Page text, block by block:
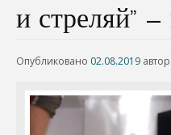
и стреляй” –
Опубликовано 02.08.2019 автор